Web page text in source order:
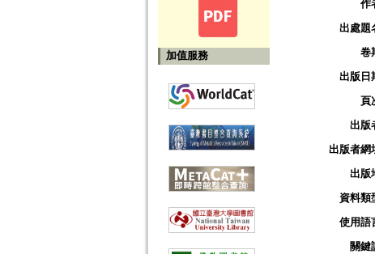
加值服務
作
出處題
卷
出版日
頁
出版
出版者網
出版
資料類
使用語
關鍵